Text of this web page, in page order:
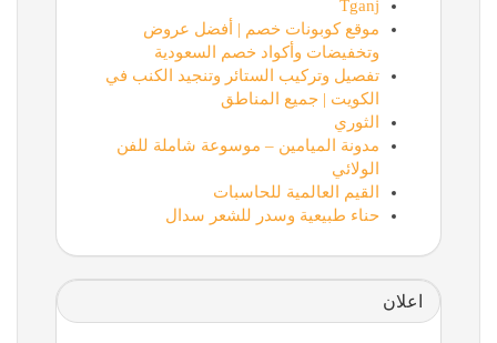
Tganj
موقع كوبونات خصم | أفضل عروض
وتخفيضات وأكواد خصم السعودية
تفصيل وتركيب الستائر وتنجيد الكنب في
الكويت | جميع المناطق
الثوري
مدونة الميامين – موسوعة شاملة للفن
الولائي
القيم العالمية للحاسبات
حناء طبيعية وسدر للشعر سدال
اعلان